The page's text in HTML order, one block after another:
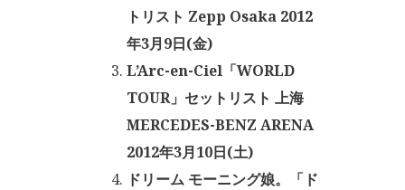
トリスト Zepp Osaka 2012
年3月9日(金)
L’Arc-en-Ciel「WORLD
TOUR」セットリスト 上海
MERCEDES-BENZ ARENA
2012年3月10日(土)
ドリーム モーニング娘。「ド